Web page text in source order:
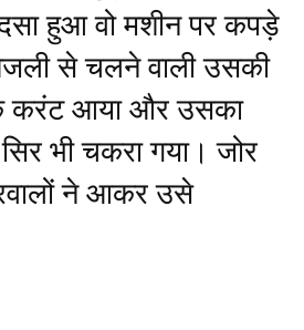
हुआ वो मशीन पर कपड़े
से चलने वाली उसकी
करंट आया और उसका
भी चकरा गया। जोर
ने आकर उसे